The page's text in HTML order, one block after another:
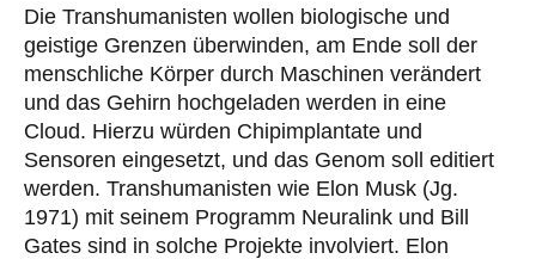
Die Transhumanisten wollen biologische und
geistige Grenzen überwinden, am Ende soll der
menschliche Körper durch Maschinen verändert
und das Gehirn hochgeladen werden in eine
Cloud. Hierzu würden Chipimplantate und
Sensoren eingesetzt, und das Genom soll editiert
werden. Transhumanisten wie Elon Musk (Jg.
1971) mit seinem Programm Neuralink und Bill
Gates sind in solche Projekte involviert. Elon